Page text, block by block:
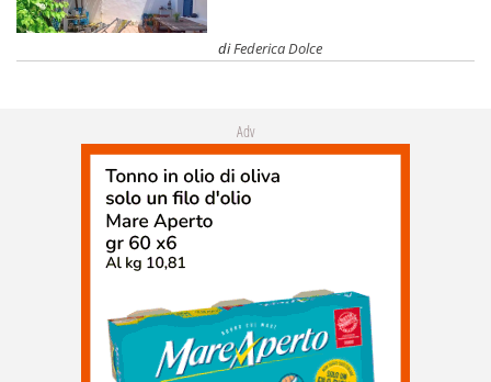
diFederica Dolce
Adv